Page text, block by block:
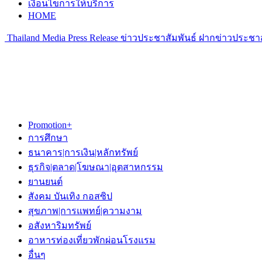
เงื่อนไขการให้บริการ
HOME
Thailand Media Press Release ข่าวประชาสัมพันธ์ ฝากข่าวประ
Promotion+
การศึกษา
ธนาคาร|การเงิน|หลักทรัพย์
ธุรกิจ|ตลาด|โฆษณา|อุตสาหกรรม
ยานยนต์
สังคม บันเทิง กอสซิป
สุขภาพ|การแพทย์|ความงาม
อสังหาริมทรัพย์
อาหารท่องเที่ยวพักผ่อนโรงแรม
อื่นๆ